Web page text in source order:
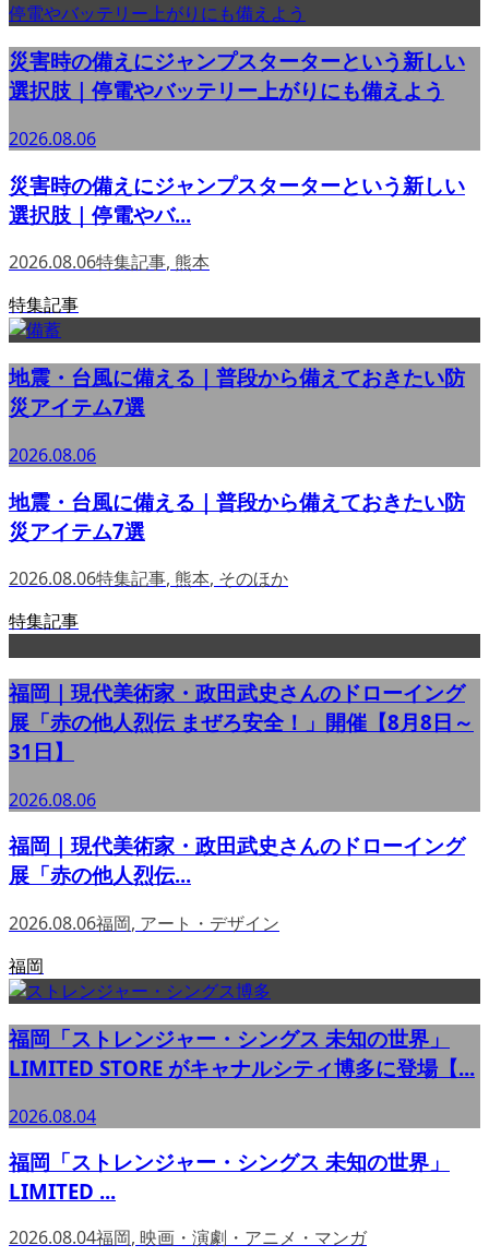
災害時の備えにジャンプスターターという新しい
選択肢｜停電やバッテリー上がりにも備えよう
2026.08.06
災害時の備えにジャンプスターターという新しい
選択肢｜停電やバ...
2026.08.06特集記事, 熊本
特集記事
地震・台風に備える｜普段から備えておきたい防
災アイテム7選
2026.08.06
地震・台風に備える｜普段から備えておきたい防
災アイテム7選
2026.08.06特集記事, 熊本, そのほか
特集記事
福岡｜現代美術家・政田武史さんのドローイング
展「赤の他人烈伝 まぜろ安全！」開催【8月8日～
31日】
2026.08.06
福岡｜現代美術家・政田武史さんのドローイング
展「赤の他人烈伝...
2026.08.06福岡, アート・デザイン
福岡
福岡「ストレンジャー・シングス 未知の世界」
LIMITED STORE がキャナルシティ博多に登場【...
2026.08.04
福岡「ストレンジャー・シングス 未知の世界」
LIMITED ...
2026.08.04福岡, 映画・演劇・アニメ・マンガ